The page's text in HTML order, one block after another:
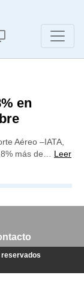
en
Aéreo –IATA,
más de… Leer
reservados